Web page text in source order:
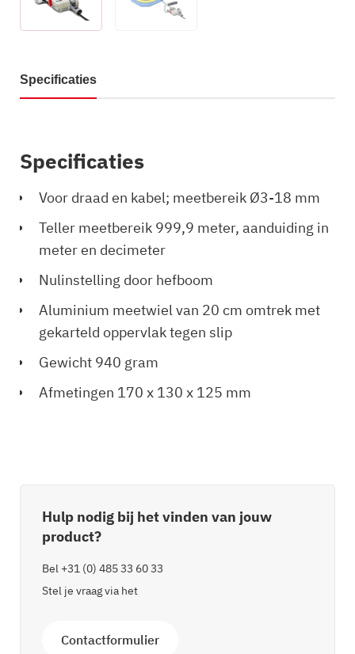
Specificaties
Specificaties
Voor draad en kabel; meetbereik Ø3-18 mm
Teller meetbereik 999,9 meter, aanduiding in
meter en decimeter
Nulinstelling door hefboom
Aluminium meetwiel van 20 cm omtrek met
gekarteld oppervlak tegen slip
Gewicht 940 gram
Afmetingen 170 x 130 x 125 mm
Hulp nodig bij het vinden van jouw
product?
Bel +31 (0) 485 33 60 33
Stel je vraag via het
Contactformulier